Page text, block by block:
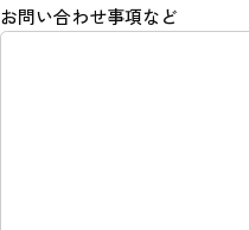
お問い合わせ事項など